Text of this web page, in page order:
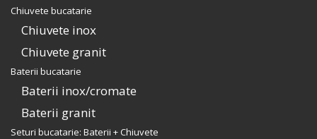
Chiuvete bucatarie
Chiuvete inox
Chiuvete granit
Baterii bucatarie
Baterii inox/cromate
Baterii granit
Seturi bucatarie: Baterii + Chiuvete